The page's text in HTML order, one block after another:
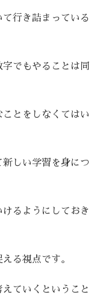
行き詰まっている
でもやることは同
とをしなくてはい
しい学習を身につ
るようにしておき
る視点です。
ていくということ